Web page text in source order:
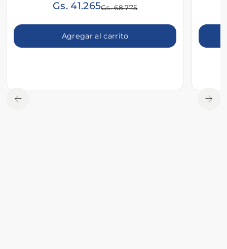
Gs. 41.265Gs. 68.775
Agregar al carrito